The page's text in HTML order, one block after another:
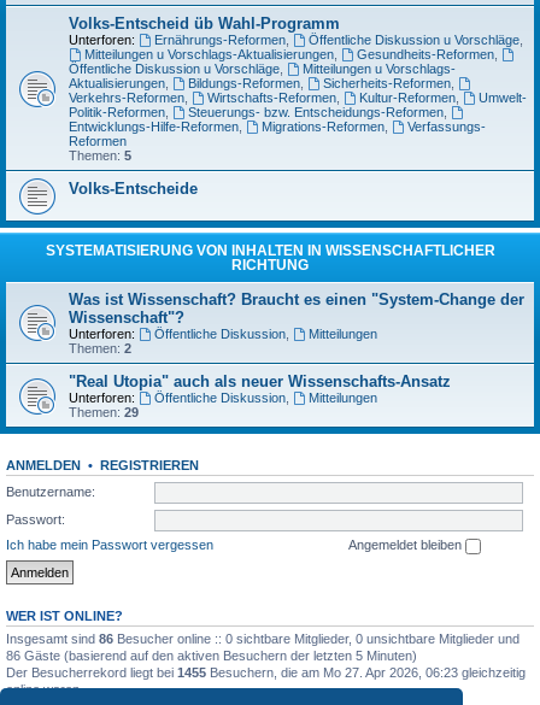
Volks-Entscheid üb Wahl-Programm
Unterforen: Ernährungs-Reformen, Öffentliche Diskussion u Vorschläge,
Mitteilungen u Vorschlags-Aktualisierungen, Gesundheits-Reformen,
Öffentliche Diskussion u Vorschläge
Mitteilungen u Vorschlags-
Aktualisierungen
Bildungs-Reformen, Sicherheits-Reformen,
Verkehrs-Reformen
Wirtschafts-Reformen, Kultur-Reformen,
Umwelt-
Politik-Reformen
Steuerungs- bzw. Entscheidungs-Reformen,
Entwicklungs-Hilfe-Reformen
Migrations-Reformen,
Verfassungs-
Reformen
Themen: 5
Volks-Entscheide
SYSTEMATISIERUNG VON INHALTEN IN WISSENSCHAFTLICHER
RICHTUNG
Was ist Wissenschaft? Braucht es einen "System-Change der
Wissenschaft"?
Unterforen: Öffentliche Diskussion,
Mitteilungen
Themen: 2
"Real Utopia" auch als neuer Wissenschafts-Ansatz
Unterforen: Öffentliche Diskussion,
Mitteilungen
Themen: 29
ANMELDEN • REGISTRIEREN
Benutzername:
Passwort:
Ich habe mein Passwort vergessen
Angemeldet bleiben
WER IST ONLINE?
Insgesamt sind 86 Besucher online :: 0 sichtbare Mitglieder, 0 unsichtbare Mitglieder und
86 Gäste (basierend auf den aktiven Besuchern der letzten 5 Minuten)
Der Besucherrekord liegt bei 1455 Besuchern, die am Mo 27. Apr 2026, 06:23 gleichzeitig
online waren.